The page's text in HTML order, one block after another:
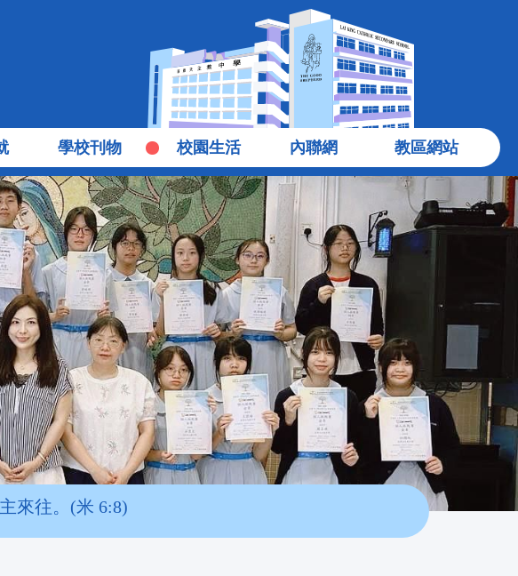
學校刊物 校園生活 內聯網 教區網站
來往。(米 6:8)